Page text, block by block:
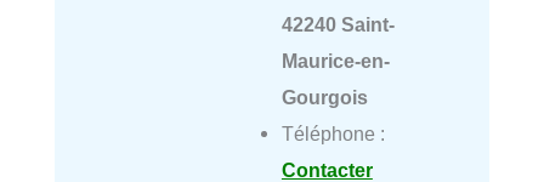
42240 Saint-
Maurice-en-
Gourgois
Téléphone :
Contacter